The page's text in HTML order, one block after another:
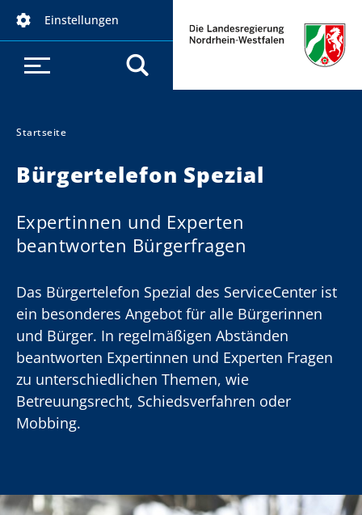
Einstellungen
Sie sind hier:
Startseite
Bürgertelefon Spezial
Expertinnen und Experten
beantworten Bürgerfragen
Das Bürgertelefon Spezial des ServiceCenter ist
ein besonderes Angebot für alle Bürgerinnen
und Bürger. In regelmäßigen Abständen
beantworten Expertinnen und Experten Fragen
zu unterschiedlichen Themen, wie
Betreuungsrecht, Schiedsverfahren oder
Mobbing.